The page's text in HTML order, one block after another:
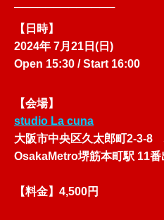
─────────────
【日時】
2024年 7月21日(日)
Open 15:30 / Start 16:00
【会場】
studio La cuna
大阪市中央区久太郎町2-3-8
OsakaMetro堺筋本町駅 11
【料金】4,500円